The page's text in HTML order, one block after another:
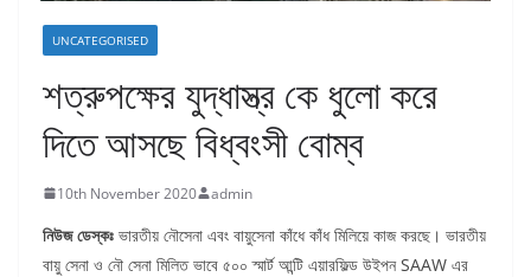
UNCATEGORISED
শত্রুপক্ষের যুদ্ধাস্ত্র কে ধুলো করে
দিতে আসছে বিধ্বংসী বোম্ব
10th November 2020 admin
নিউজ ডেস্কঃ ভারতীয় নৌসেনা এবং বায়ুসেনা কাঁধে কাঁধ মিলিয়ে কাজ করছে। ভারতীয়
বায়ু সেনা ও নৌ সেনা মিলিত ভাবে ৫০০ স্মার্ট আন্টি এয়ারফিল্ড উইপন SAAW এর